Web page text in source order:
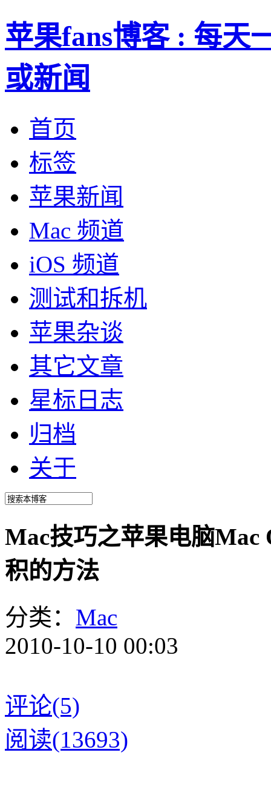
苹果fans博客 : 每天
或新闻
首页
标签
苹果新闻
Mac 频道
iOS 频道
测试和拆机
苹果杂谈
其它文章
星标日志
归档
关于
Mac技巧之苹果电脑Mac
积的方法
分类： Mac
2010-10-10 00:03
评论(5)
阅读(13693)